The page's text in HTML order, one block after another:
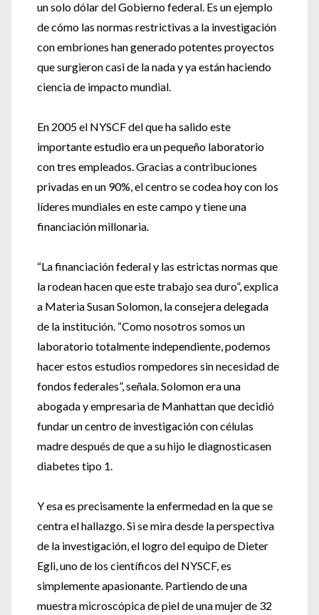
un solo dólar del Gobierno federal. Es un ejemplo
de cómo las normas restrictivas a la investigación
con embriones han generado potentes proyectos
que surgieron casi de la nada y ya están haciendo
ciencia de impacto mundial.
En 2005 el NYSCF del que ha salido este
importante estudio era un pequeño laboratorio
con tres empleados. Gracias a contribuciones
privadas en un 90%, el centro se codea hoy con los
líderes mundiales en este campo y tiene una
financiación millonaria.
“La financiación federal y las estrictas normas que
la rodean hacen que este trabajo sea duro”, explica
a Materia Susan Solomon, la consejera delegada
de la institución. “Como nosotros somos un
laboratorio totalmente independiente, podemos
hacer estos estudios rompedores sin necesidad de
fondos federales”, señala. Solomon era una
abogada y empresaria de Manhattan que decidió
fundar un centro de investigación con células
madre después de que a su hijo le diagnosticasen
diabetes tipo 1.
Y esa es precisamente la enfermedad en la que se
centra el hallazgo. Si se mira desde la perspectiva
de la investigación, el logro del equipo de Dieter
Egli, uno de los científicos del NYSCF, es
simplemente apasionante. Partiendo de una
muestra microscópica de piel de una mujer de 32